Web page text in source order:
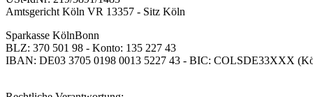
Amtsgericht Köln VR 13357 - Sitz Köln
Sparkasse KölnBonn
BLZ: 370 501 98 - Konto: 135 227 43
IBAN: DE03 3705 0198 0013 5227 43 - BIC: COLSDE33XXX